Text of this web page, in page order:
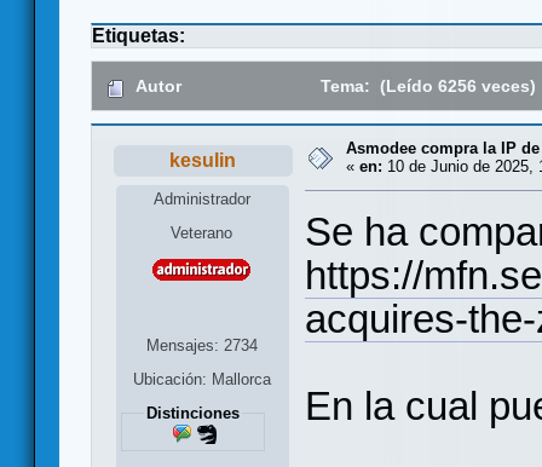
Etiquetas:
Autor Tema: (Leído 6256 veces)
kesulin
Administrador
Veterano
Mensajes: 2734
Ubicación: Mallorca
Distinciones
Asmodee compra la IP
« en: 10 de Junio de 2025,
Se ha
https://
acquires-
En la cual